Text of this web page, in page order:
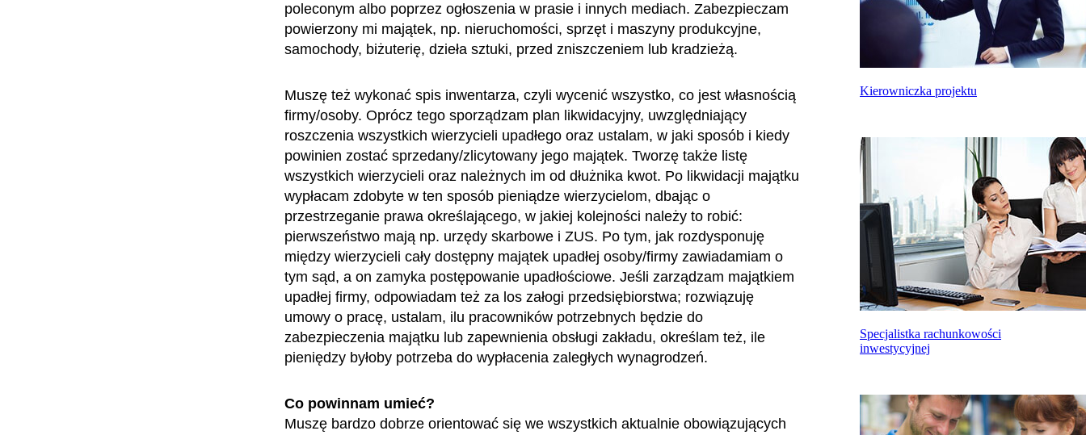
poleconym albo poprzez ogłoszenia w prasie i innych mediach. Zabezpieczam
powierzony mi majątek, np. nieruchomości, sprzęt i maszyny produkcyjne,
samochody, biżuterię, dzieła sztuki, przed zniszczeniem lub kradzieżą.
Muszę też wykonać spis inwentarza, czyli wycenić wszystko, co jest własnością
firmy/osoby. Oprócz tego sporządzam plan likwidacyjny, uwzględniający
roszczenia wszystkich wierzycieli upadłego oraz ustalam, w jaki sposób i kiedy
powinien zostać sprzedany/zlicytowany jego majątek. Tworzę także listę
wszystkich wierzycieli oraz należnych im od dłużnika kwot. Po likwidacji majątku
wypłacam zdobyte w ten sposób pieniądze wierzycielom, dbając o
przestrzeganie prawa określającego, w jakiej kolejności należy to robić:
pierwszeństwo mają np. urzędy skarbowe i ZUS. Po tym, jak rozdysponuję
między wierzycieli cały dostępny majątek upadłej osoby/firmy zawiadamiam o
tym sąd, a on zamyka postępowanie upadłościowe. Jeśli zarządzam majątkiem
upadłej firmy, odpowiadam też za los załogi przedsiębiorstwa; rozwiązuję
umowy o pracę, ustalam, ilu pracowników potrzebnych będzie do
zabezpieczenia majątku lub zapewnienia obsługi zakładu, określam też, ile
pieniędzy byłoby potrzeba do wypłacenia zaległych wynagrodzeń.
Co powinnam umieć?
Muszę bardzo dobrze orientować się we wszystkich aktualnie obowiązujących
Kierowniczka projektu
Specjalistka rachunkowości
inwestycyjnej